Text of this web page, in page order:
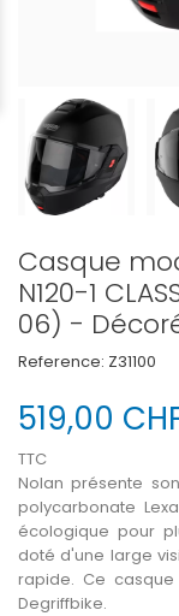
Casque
N120-1
06) -
Reference: Z31100
519,00
TTC
Nolan présente
polycarbonate
écologique pour
doté d'une large
rapide. Ce
Degriffbike.